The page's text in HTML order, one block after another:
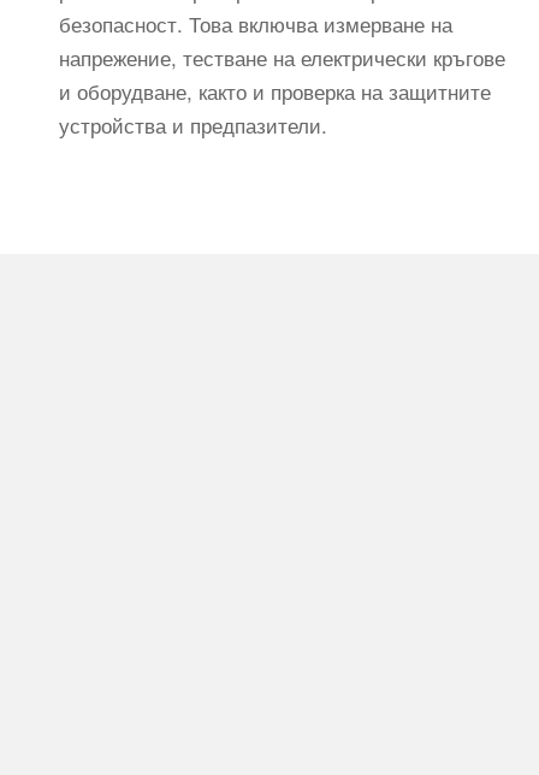
безопасност. Това включва измерване на
напрежение, тестване на електрически кръгове
и оборудване, както и проверка на защитните
устройства и предпазители.